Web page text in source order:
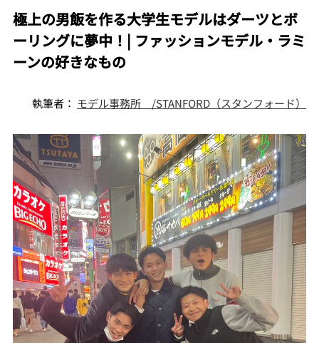
極上の男飯を作る大学生モデルはダーツとボ
ーリングに夢中！| ファッションモデル・ラミ
ーンの好きなもの
執筆者： モデル事務所 /STANFORD（スタンフォード）